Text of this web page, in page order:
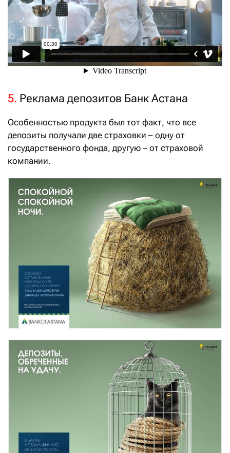
5. Реклама депозитов Банк Астана
Особенностью продукта был тот факт, что все
депозиты получали две страховки – одну от
государственного фонда, другую – от страховой
компании.